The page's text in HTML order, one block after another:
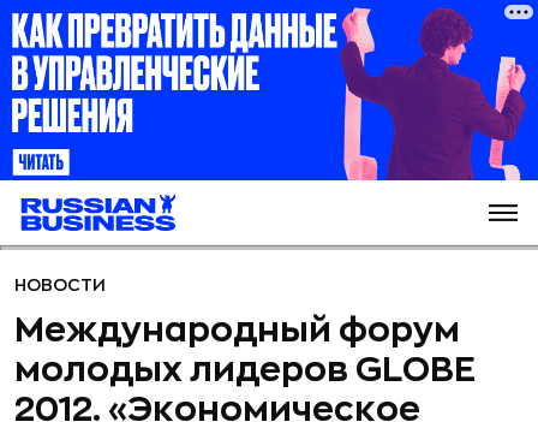
НОВОСТИ
Международный форум
молодых лидеров GLOBE
2012. «Экономическое